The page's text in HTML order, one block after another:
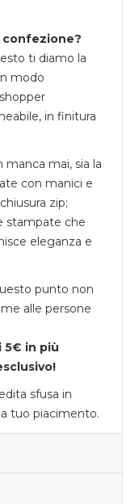
confezione?
ti diamo la
modo
in finitura
mai, sia la
con manici e
zip;
stampate che
eleganza e
punto non
alle persone
5€ in più
sfusa in
tuo piacimento.